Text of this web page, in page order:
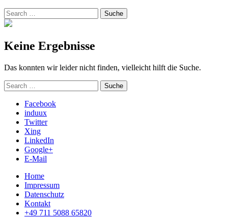
Suchen
nach:
Suche
Keine Ergebnisse
Das konnten wir leider nicht finden, vielleicht hilft die Suche.
Suchen
nach:
Suche
Facebook
induux
Twitter
Xing
LinkedIn
Google+
E-Mail
Home
Impressum
Datenschutz
Kontakt
+49 711 5088 65820